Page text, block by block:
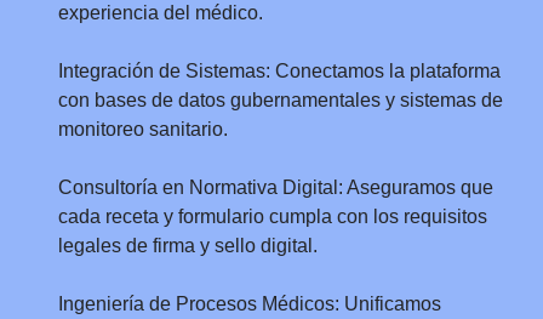
experiencia del médico.
Integración de Sistemas: Conectamos la plataforma
con bases de datos gubernamentales y sistemas de
monitoreo sanitario.
Consultoría en Normativa Digital: Aseguramos que
cada receta y formulario cumpla con los requisitos
legales de firma y sello digital.
Ingeniería de Procesos Médicos: Unificamos